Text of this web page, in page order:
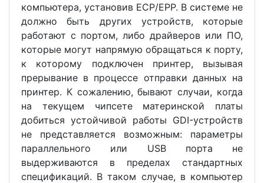
компьютера, установив ECP/EPP. В системе не
должно быть других устройств, которые
работают с портом, либо драйверов или ПО,
которые могут напрямую обращаться к порту,
к которому подключен принтер, вызывая
прерывание в процессе отправки данных на
принтер. К сожалению, бывают случаи, когда
на текущем чипсете материнской платы
добиться устойчивой работы GDI-устройств
не представляется возможным: параметры
параллельного или USB порта не
выдерживаются в пределах стандартных
спецификаций. В таком случае, в компьютер